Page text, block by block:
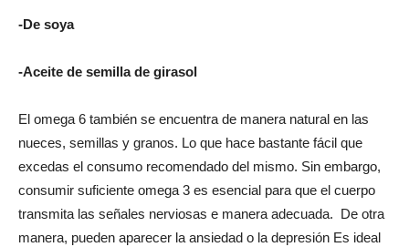
-De soya
-Aceite de semilla de girasol
El omega 6 también se encuentra de manera natural en las
nueces, semillas y granos. Lo que hace bastante fácil que
excedas el consumo recomendado del mismo. Sin embargo,
consumir suficiente omega 3 es esencial para que el cuerpo
transmita las señales nerviosas e manera adecuada. De otra
manera, pueden aparecer la ansiedad o la depresión Es ideal